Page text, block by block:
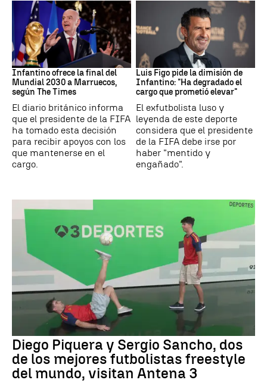
Mundial 2030
Infantino ofrece la final del
Mundial 2030 a Marruecos,
según The Times
El diario británico informa
que el presidente de la FIFA
ha tomado esta decisión
para recibir apoyos con los
que mantenerse en el
cargo.
FIFA
Luis Figo pide la dimisión de
Infantino: "Ha degradado el
cargo que prometió elevar"
El exfutbolista luso y
leyenda de este deporte
considera que el presidente
de la FIFA debe irse por
haber "mentido y
engañado".
Diego Piquera y Sergio Sancho, dos
de los mejores futbolistas freestyle
del mundo, visitan Antena 3